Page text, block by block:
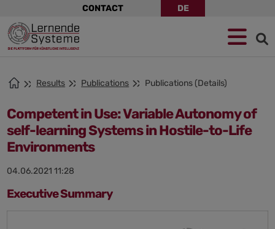
to
navigation
to
main
content
to
footer
CONTACT DE
Results Publications Publications (Details)
Competent in Use: Variable Autonomy of
self-learning Systems in Hostile-to-Life
Environments
04.06.2021 11:28
Executive Summary